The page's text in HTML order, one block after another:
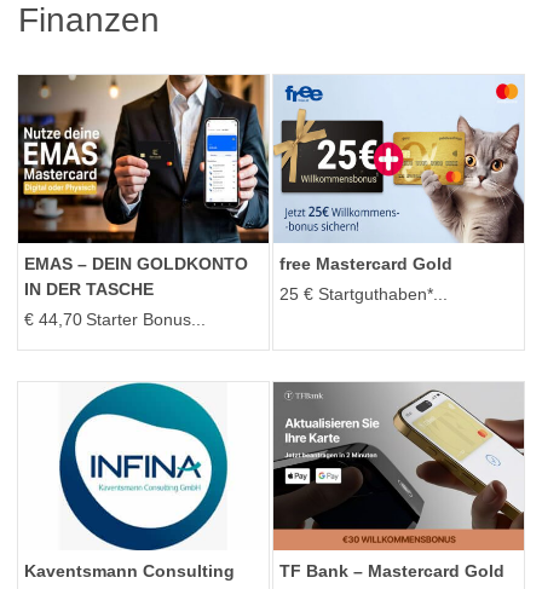
Finanzen
EMAS – DEIN GOLDKONTO
IN DER TASCHE
€ 44,70 Starter Bonus...
free Mastercard Gold
25 € Startguthaben*...
Kaventsmann Consulting
TF Bank – Mastercard Gold